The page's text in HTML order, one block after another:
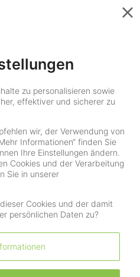
Menü
zu personalisieren sowie
effektiver und sicherer zu
wir, der Verwendung von
Informationen“ finden Sie
Ihre Einstellungen ändern.
Cookies und der Verarbeitung
Sie in unserer
Cookies und der damit
persönlichen Daten zu?